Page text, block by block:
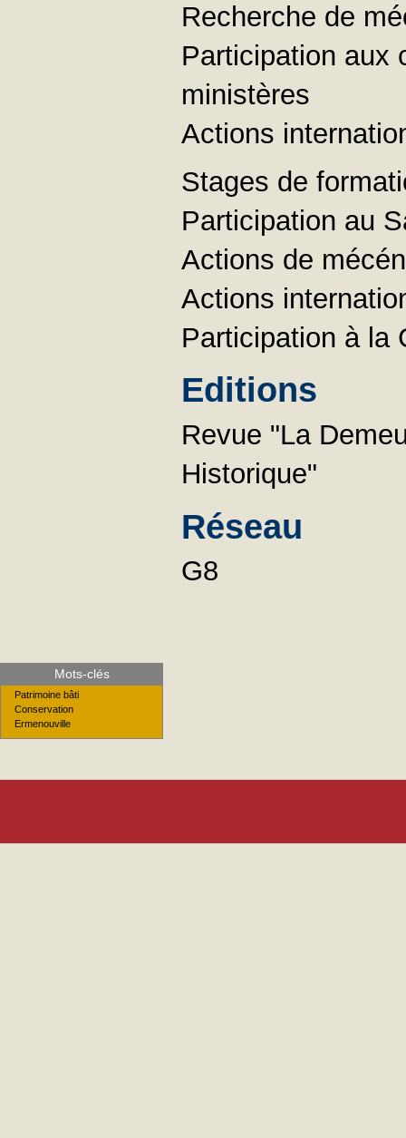
Recherche de
Participation aux
ministères
Actions
Stages de
Participation au
Actions de
Actions
Participation à la
Editions
Revue "La
Historique"
Réseau
G8
Mots-clés
Patrimoine bâti
Conservation
Ermenouville